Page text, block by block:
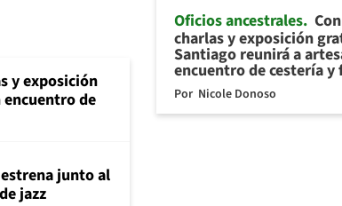
y exposición
de
junto al
jazz
Oficios ancestrales
charlas y exposición
Santiago reunirá a
encuentro de cestería y
Por Nicole Donoso